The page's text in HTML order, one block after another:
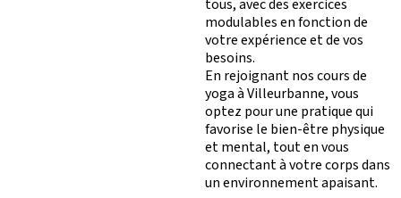
tous, avec des exercices
modulables en fonction de
votre expérience et de vos
besoins.
En rejoignant nos cours de
yoga à Villeurbanne, vous
optez pour une pratique qui
favorise le bien-être physique
et mental, tout en vous
connectant à votre corps dans
un environnement apaisant.